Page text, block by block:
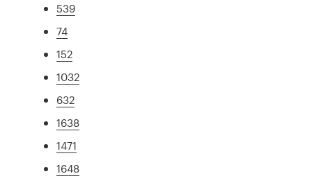
539
74
152
1032
632
1638
1471
1648